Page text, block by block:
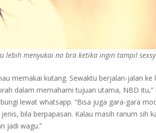
lebih menyukai no bra ketika ingin tampil sexsy
memakai kutang. Sewaktu berjalan-jalan
dalam memahami tujuan utama, NBD
lewat whatsapp. “Bisa juga gara-gara
bila berpapasan. Kalau masih ranum sih
jadi wagu.”